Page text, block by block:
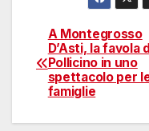
articoli
A Montegrosso
D’Asti, la favola
Pollicino in uno
spettacolo per
famiglie